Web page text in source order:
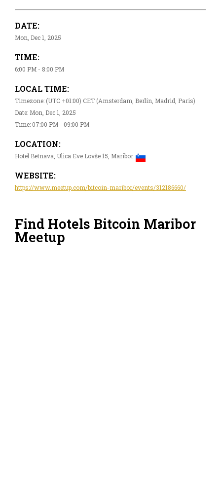
DATE:
Mon, Dec 1, 2025
TIME:
6:00 PM - 8:00 PM
LOCAL TIME:
Timezone: (UTC +01:00) CET (Amsterdam, Berlin, Madrid, Paris)
Date: Mon, Dec 1, 2025
Time: 07:00 PM - 09:00 PM
LOCATION:
Hotel Betnava, Ulica Eve Lovše 15, Maribor
WEBSITE:
https://www.meetup.com/bitcoin-maribor/events/312186660/
Find Hotels Bitcoin Maribor
Meetup